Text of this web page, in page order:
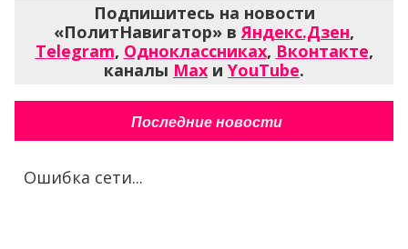
Подпишитесь на новости
«ПолитНавигатор» вЯндекс.Дзен,
Telegram, Одноклассниках, Вконтакте,
каналы Max и YouTube.
Последние новости
Ошибка сети...